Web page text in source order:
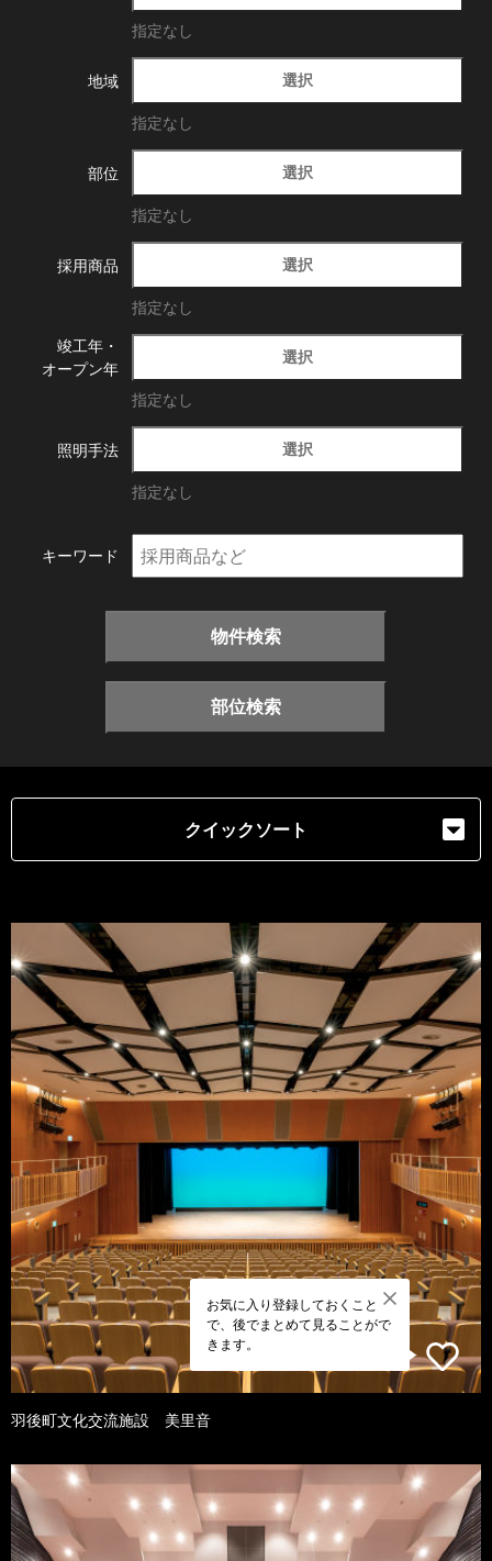
指定なし
地域 選択
指定なし
部位 選択
指定なし
採用商品 選択
指定なし
竣工年・
オープン年
選択
指定なし
照明手法 選択
指定なし
キーワード
物件検索
部位検索
クイックソート
お気に入り登録しておくこと
で、後でまとめて見ることがで
きます。
羽後町文化交流施設 美里音